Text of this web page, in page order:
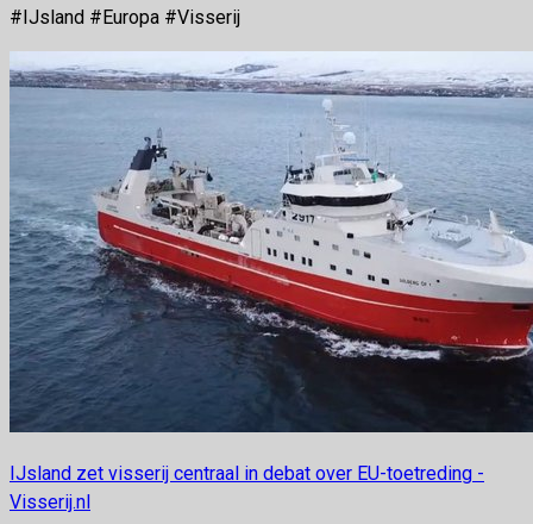
#IJsland #Europa #Visserij
IJsland zet visserij centraal in debat over EU-toetreding -
Visserij.nl